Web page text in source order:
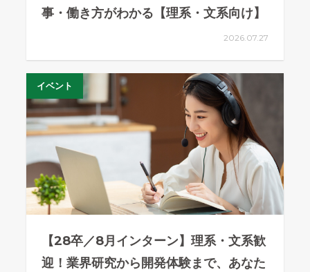
事・働き方がわかる【理系・文系向け】
2026.07.27
イベント
【28卒／8月インターン】理系・文系歓
迎！業界研究から開発体験まで、あなた